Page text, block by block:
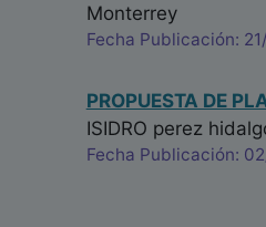
Monterrey
Fecha Publicación:
PROPUESTA DE
ISIDRO perez
Fecha Publicación: